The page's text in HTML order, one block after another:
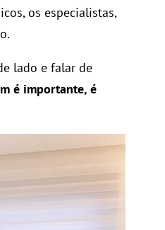
os especialistas,
lado e falar de
é importante, é